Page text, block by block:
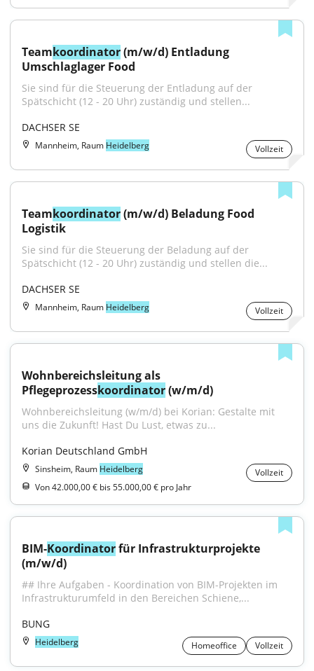
Teamkoordinator (m/w/d) Entladung
Umschlaglager Food
Sie sind für die Steuerung der Entladung auf der
Spätschicht (12 - 20 Uhr) zuständig und stellen...
DACHSER SE
Mannheim, Raum Heidelberg Vollzeit
Teamkoordinator (m/w/d) Beladung Food
Logistik
Sie sind für die Steuerung der Beladung auf der
Spätschicht (12 - 20 Uhr) zuständig und stellen die...
DACHSER SE
Mannheim, Raum Heidelberg Vollzeit
Wohnbereichsleitung als
Pflegeprozesskoordinator (w/m/d)
Wohnbereichsleitung (w/m/d) bei Korian: Gestalte mit
uns die Zukunft! Hast Du Lust, etwas zu...
Korian Deutschland GmbH
Sinsheim, Raum Heidelberg
Vollzeit
Von 42.000,00 € bis 55.000,00 € pro Jahr
BIM-Koordinator für Infrastrukturprojekte
(m/w/d)
## Ihre Aufgaben - Koordination von BIM-Projekten im
Infrastrukturumfeld in den Bereichen Schiene,...
BUNG
Heidelberg Homeoffice Vollzeit